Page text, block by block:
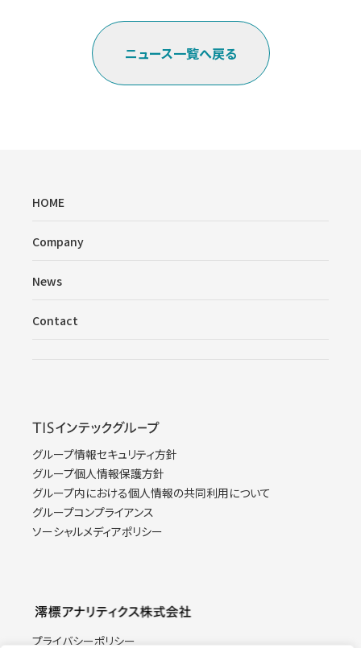
ニュース一覧へ戻る
HOME
Company
News
Contact
グループ情報セキュリティ方針
グループ個人情報保護方針
グループ内における個人情報の共同利用について
グループコンプライアンス
ソーシャルメディアポリシー
プライバシーポリシー